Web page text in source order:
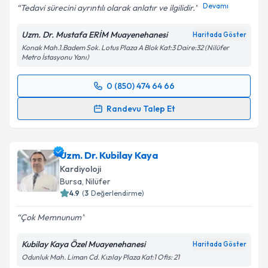
Tedavi sürecini ayrıntılı olarak anlatır ve ilgilidir. Devamı
Uzm. Dr. Mustafa ERİM Muayenehanesi Haritada Göster
Konak Mah.1.Badem Sok. Lotus Plaza A Blok Kat:3 Daire:32 (Nilüfer
Metro İstasyonu Yanı)
0 (850) 474 64 66
Randevu Talep Et
Randevu Takvimi Talebi
takvim hazırlandığında e-posta ile bilgilendireceğiz.
E-posta Adresiniz
Kişisel verilerimin işlenmesine ilişkin
Metni'ni okudum ve kişisel verilerimin belirtilen
kapsamda işlenmesini kabul ediyorum.
Uzm. Dr. Kubilay Kaya
Kardiyoloji
Bursa, Nilüfer
4.9 (3 Değerlendirme)
Çok Memnunum
Kubilay Kaya Özel Muayenehanesi Haritada Göster
Odunluk Mah. Liman Cd. Kızılay Plaza Kat:1 Ofis: 21